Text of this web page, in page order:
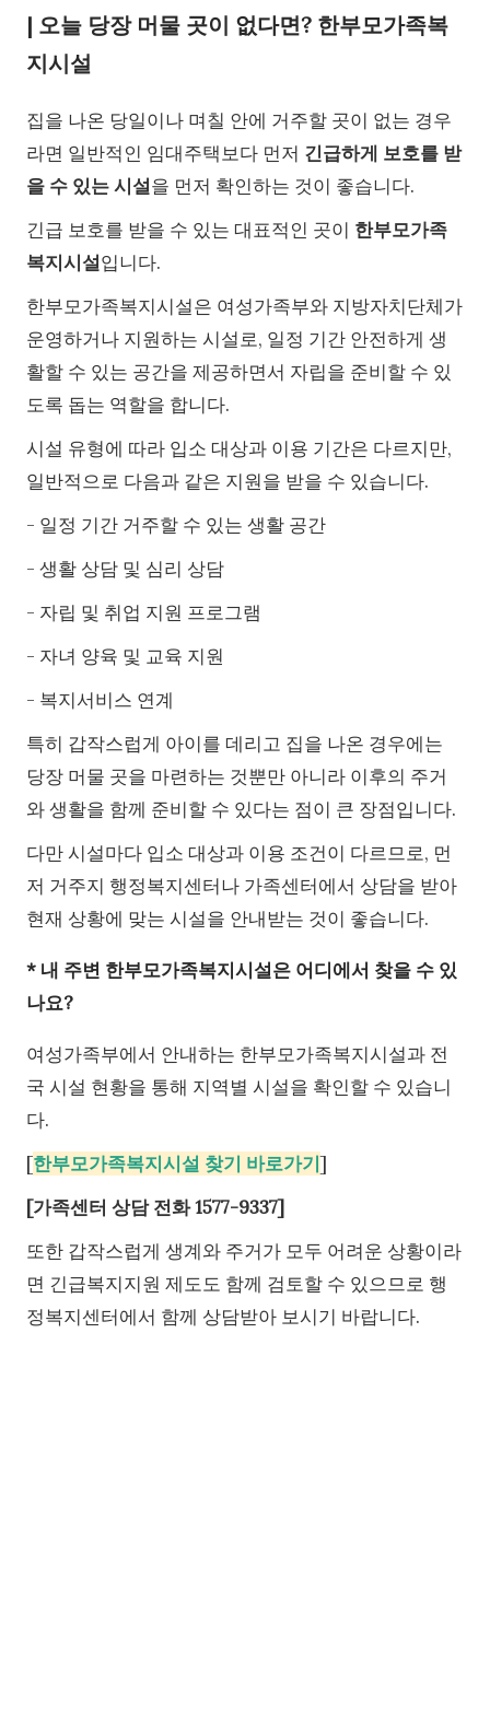
| 오늘 당장 머물 곳이 없다면? 한부모가족복
지시설
집을 나온 당일이나 며칠 안에 거주할 곳이 없는 경우
라면 일반적인 임대주택보다 먼저 긴급하게 보호를 받
을 수 있는 시설을 먼저 확인하는 것이 좋습니다.
긴급 보호를 받을 수 있는 대표적인 곳이 한부모가족
복지시설입니다.
한부모가족복지시설은 여성가족부와 지방자치단체가
운영하거나 지원하는 시설로, 일정 기간 안전하게 생
활할 수 있는 공간을 제공하면서 자립을 준비할 수 있
도록 돕는 역할을 합니다.
시설 유형에 따라 입소 대상과 이용 기간은 다르지만,
일반적으로 다음과 같은 지원을 받을 수 있습니다.
- 일정 기간 거주할 수 있는 생활 공간
- 생활 상담 및 심리 상담
- 자립 및 취업 지원 프로그램
- 자녀 양육 및 교육 지원
- 복지서비스 연계
특히 갑작스럽게 아이를 데리고 집을 나온 경우에는
당장 머물 곳을 마련하는 것뿐만 아니라 이후의 주거
와 생활을 함께 준비할 수 있다는 점이 큰 장점입니다.
다만 시설마다 입소 대상과 이용 조건이 다르므로, 먼
저 거주지 행정복지센터나 가족센터에서 상담을 받아
현재 상황에 맞는 시설을 안내받는 것이 좋습니다.
* 내 주변 한부모가족복지시설은 어디에서 찾을 수 있
나요?
여성가족부에서 안내하는 한부모가족복지시설과 전
국 시설 현황을 통해 지역별 시설을 확인할 수 있습니
다.
[한부모가족복지시설 찾기 바로가기]
[가족센터 상담 전화 1577-9337]
또한 갑작스럽게 생계와 주거가 모두 어려운 상황이라
면 긴급복지지원 제도도 함께 검토할 수 있으므로 행
정복지센터에서 함께 상담받아 보시기 바랍니다.